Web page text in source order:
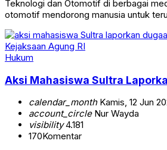
Teknologi dan Otomotif di berbagai
otomotif mendorong manusia untuk
Hukum
Aksi Mahasiswa Sultra
calendar_monthKamis, 12 Jun
account_circleNur Wayda
visibility4.181
170Komentar